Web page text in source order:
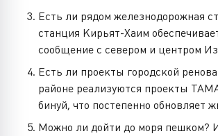
Есть ли рядом железнодорожная
станция Кирьят-Хаим
сообщение с севером и центром
Есть ли проекты городской
районе реализуются проекты
бинуй, что постепенно обновляет
Можно ли дойти до моря пешком?